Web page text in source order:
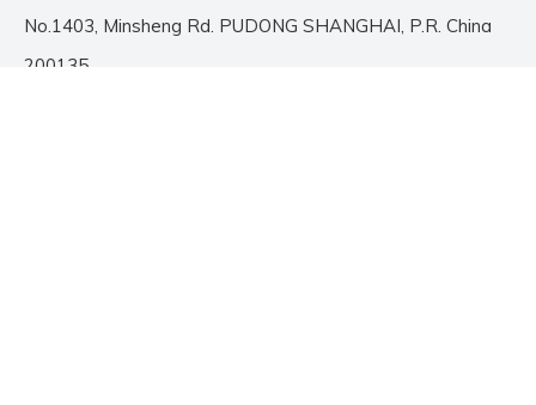
No.1403, Minsheng Rd. PUDONG SHANGHAI, P.R. China
200135